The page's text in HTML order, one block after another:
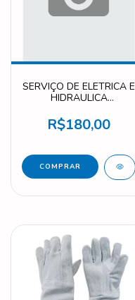
SERVIÇO DE ELETRICA E
HIDRAULICA
R$180,00